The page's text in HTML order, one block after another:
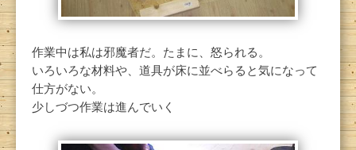
作業中は私は邪魔者だ。たまに、怒られる。
いろいろな材料や、道具が床に並べらると気になって
仕方がない。
少しづつ作業は進んでいく